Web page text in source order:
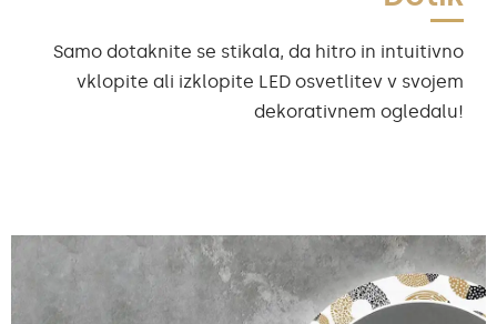
Samo dotaknite se stikala, da hitro in intuitivno
vklopite ali izklopite LED osvetlitev v svojem
dekorativnem ogledalu!